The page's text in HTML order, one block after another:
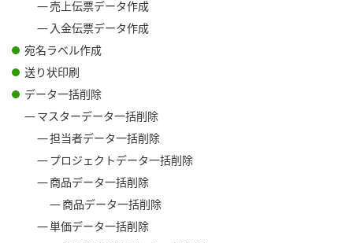
売上伝票データ作成
入金伝票データ作成
宛名ラベル作成
送り状印刷
データ一括削除
マスターデータ一括削除
担当者データ一括削除
プロジェクトデータ一括削除
商品データ一括削除
商品データ一括削除
単価データ一括削除